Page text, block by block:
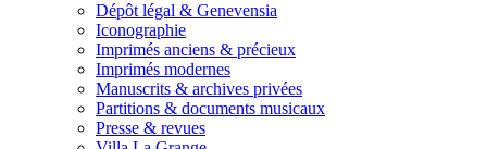
Dépôt légal & Genevensia
Iconographie
Imprimés anciens & précieux
Imprimés modernes
Manuscrits & archives privées
Partitions & documents musicaux
Presse & revues